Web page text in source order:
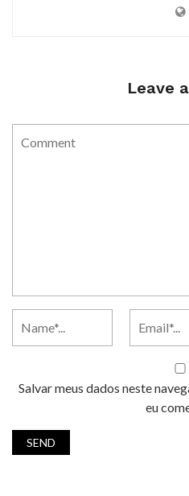
Leave
Salvar meus dados neste
eu